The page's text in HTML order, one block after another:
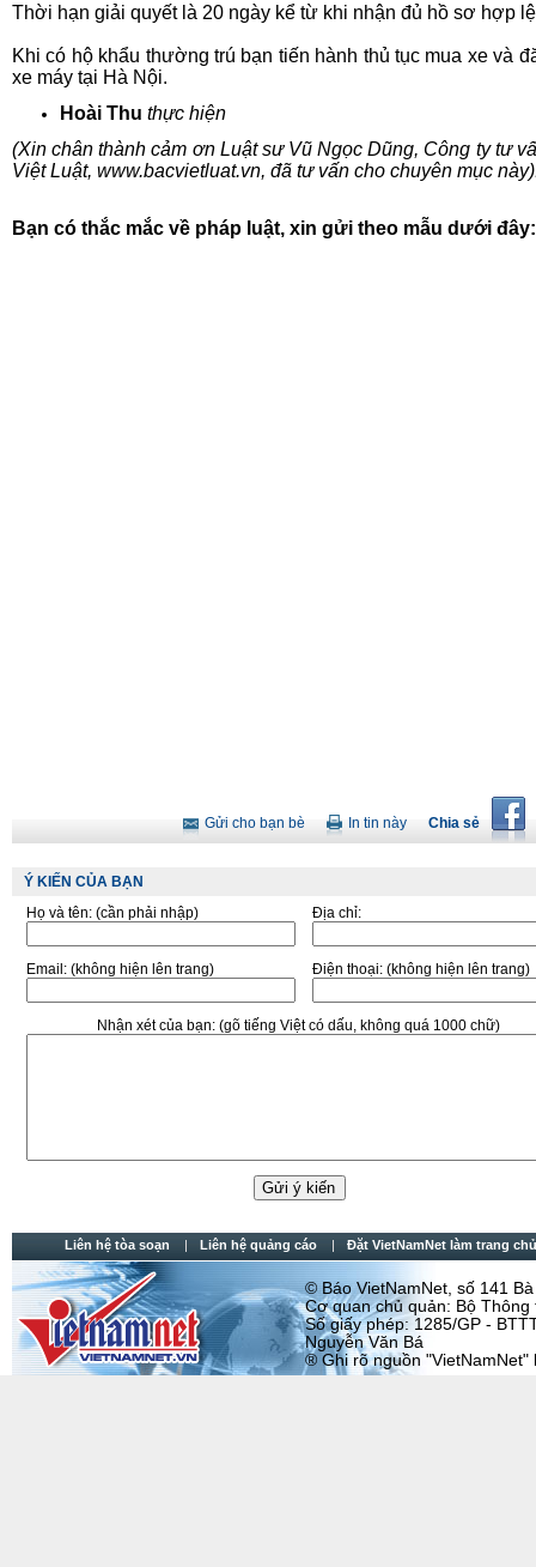
Thời hạn giải quyết là 20 ngày kể từ khi nhận đủ hồ sơ hợp
Khi có hộ khẩu thường trú bạn tiến hành thủ tục mua xe và
xe máy tại Hà Nội.
Hoài Thu thực hiện
(Xin chân thành cảm ơn Luật sư Vũ Ngọc Dũng, Công ty tư
Việt Luật, www.bacvietluat.vn, đã tư vấn cho chuyên mục
Bạn có thắc mắc về pháp luật, xin gửi theo mẫu dưới đây:
Chia sẻ
In tin này
Gửi cho bạn bè
Ý KIẾN CỦA BẠN
Họ và tên: (cần phải nhập) Địa chỉ:
Email: (không hiện lên trang) Điện thoại: (không hiện lên trang)
Nhận xét của bạn:(gõ tiếng Việt có dấu, không quá 1000 chữ)
Liên hệ tòa soạn Liên hệ quảng cáo Đặt VietNamNet làm trang chủ
© Báo VietNamNet, số 141
Cơ quan chủ quản: Bộ Thông
Số giấy phép: 1285/GP -
Nguyễn Văn Bá
® Ghi rõ nguồn "VietNamNet"